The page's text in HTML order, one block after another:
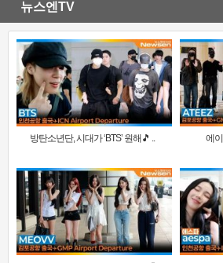
뉴스엔TV
방탄소년단, 시대가 ‘BTS’ 원해🎵 .. 에